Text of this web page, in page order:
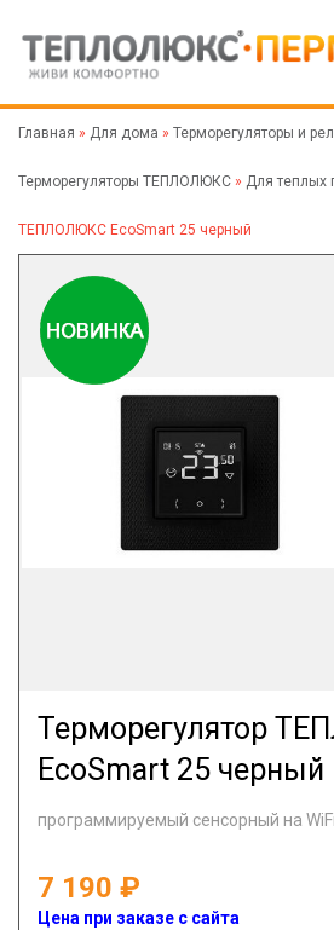
Главная » Для дома » Терморегуляторы и
Терморегуляторы ТЕПЛОЛЮКС » Для теплых
ТЕПЛОЛЮКС EcoSmart 25 черный
Терморегулятор
EcoSmart 25 черный
программируемый сенсорный на WiFi
7 190
Цена при заказе с сайта